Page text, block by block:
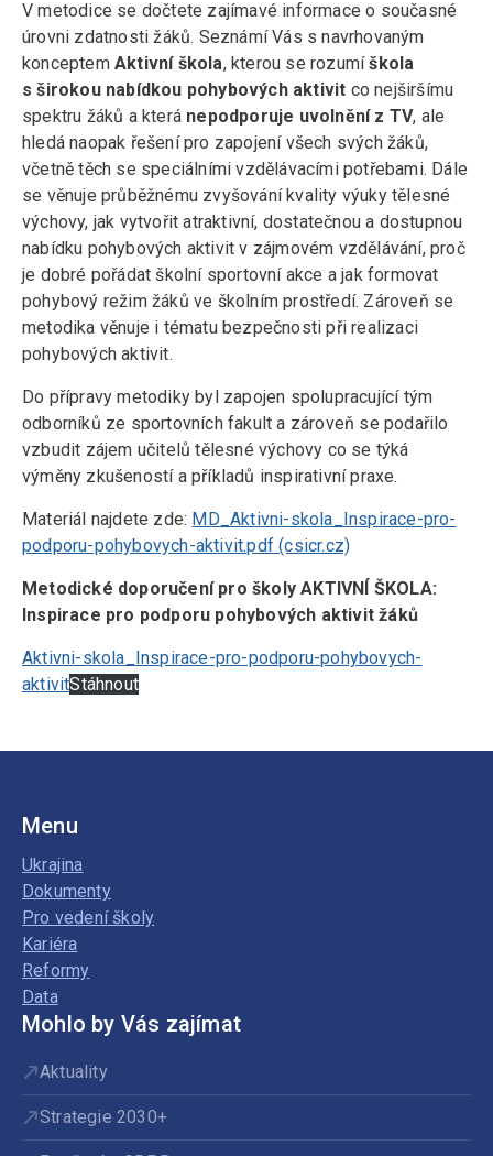
V metodice se dočtete zajímavé informace o současné
úrovni zdatnosti žáků. Seznámí Vás s navrhovaným
konceptem Aktivní škola, kterou se rozumíškola
s širokou nabídkou pohybových aktivit co nejširšímu
spektru žáků a která nepodporuje uvolnění z TV, ale
hledá naopak řešení pro zapojení všech svých žáků,
včetně těch se speciálními vzdělávacími potřebami. Dále
se věnuje průběžnému zvyšování kvality výuky tělesné
výchovy, jak vytvořit atraktivní, dostatečnou a dostupnou
nabídku pohybových aktivit v zájmovém vzdělávání, proč
je dobré pořádat školní sportovní akce a jak formovat
pohybový režim žáků ve školním prostředí. Zároveň se
metodika věnuje i tématu bezpečnosti při realizaci
pohybových aktivit.
Do přípravy metodiky byl zapojen spolupracující tým
odborníků ze sportovních fakult a zároveň se podařilo
vzbudit zájem učitelů tělesné výchovy co se týká
výměny zkušeností a příkladů inspirativní praxe.
Materiál najdete zde: MD_Aktivni-skola_Inspirace-pro-
podporu-pohybovych-aktivit.pdf (csicr.cz)
Metodické doporučení pro školy AKTIVNÍ ŠKOLA:
Inspirace pro podporu pohybových aktivit žáků
Aktivni-skola_Inspirace-pro-podporu-pohybovych-
aktivitStáhnout
Menu
Ukrajina
Dokumenty
Pro vedení školy
Kariéra
Reformy
Data
Mohlo by Vás zajímat
Aktuality
Strategie 2030+